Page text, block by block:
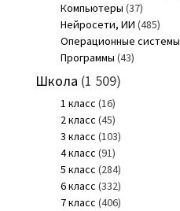
Компьютеры (37)
Нейросети, ИИ (485)
Операционные системы
Программы (43)
Школа (1 509)
1 класс (16)
2 класс (45)
3 класс (103)
4 класс (91)
5 класс (284)
6 класс (332)
7 класс (406)